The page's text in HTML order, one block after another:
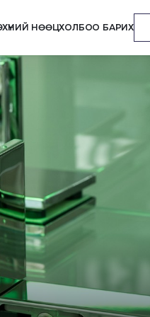
ХҮНИЙ НӨӨЦХОЛБОО БАРИХ